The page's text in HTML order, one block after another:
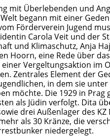
mit Überlebenden und
begann mit einer
Förderverein Jugend
Carola Veit und der
und Klimaschutz, Anja
Hoorn, eine Rede über
Vergeltungsaktion im
Zentrales Element der
in dem sie
möchte. Die 1929 in Prag
als Jüdin verfolgt. Dita
drei Außenlager des
als 30 Kränze, die
niedergelegt.